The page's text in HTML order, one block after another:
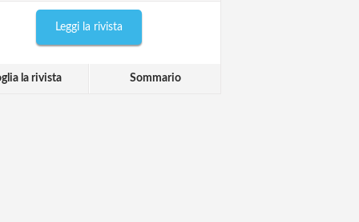
Leggi la rivista
la rivista Sommario